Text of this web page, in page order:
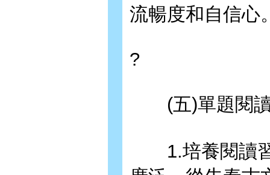
流暢度和自信心
?
(五)單題閱
1.培養閱讀習